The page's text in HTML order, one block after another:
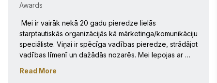
Awards
Mei ir vairāk nekā 20 gadu pieredze lielās
starptautiskās organizācijās kā mārketinga/komunikāciju
speciāliste. Viņai ir spēcīga vadības pieredze, strādājot
vadības līmenī un dažādās nozarēs. Mei lepojas ar
izstrādāt un īstenot sarežģītus plānus savā amatā. Viņai
Read More